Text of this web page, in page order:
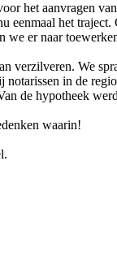
het aanvragen
het
we er naar
We
in de
de hypotheek
waarin!